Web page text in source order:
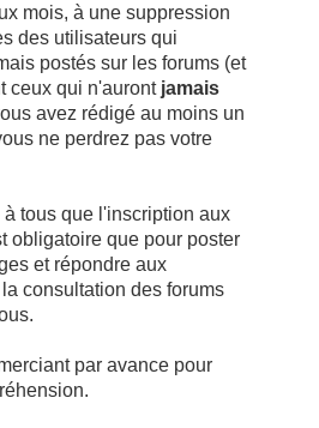
mois, à une suppression
des utilisateurs qui
postés sur les forums (et
ceux qui n'auront jamais
avez rédigé au moins un
ne perdrez pas votre
tous que l'inscription aux
obligatoire que pour poster
et répondre aux
consultation des forums
par avance pour